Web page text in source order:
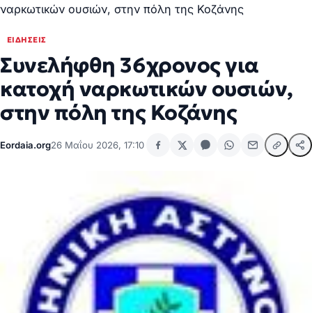
ναρκωτικών ουσιών, στην πόλη της Κοζάνης
ΕΙΔΉΣΕΙΣ
Συνελήφθη 36χρονος για
κατοχή ναρκωτικών ουσιών,
στην πόλη της Κοζάνης
Eordaia.org26 Μαΐου 2026, 17:10